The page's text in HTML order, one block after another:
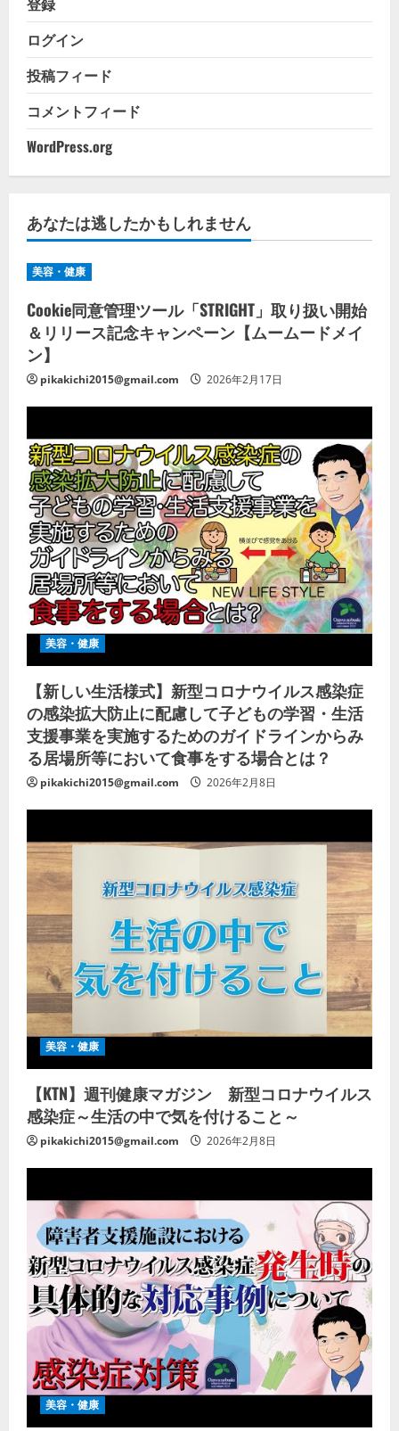
ログイン
投稿フィード
コメントフィード
WordPress.org
あなたは逃したかもしれません
美容・健康
Cookie同意管理ツール「STRIGHT」取り扱い開始
＆リリース記念キャンペーン【ムームードメイ
ン】
pikakichi2015@gmail.com 2026年2月17日
美容・健康
【新しい生活様式】新型コロナウイルス感染症
の感染拡大防止に配慮して子どもの学習・生活
支援事業を実施するためのガイドラインからみ
る居場所等において食事をする場合とは？
pikakichi2015@gmail.com 2026年2月8日
美容・健康
【KTN】週刊健康マガジン 新型コロナウイルス
感染症～生活の中で気を付けること～
pikakichi2015@gmail.com 2026年2月8日
美容・健康